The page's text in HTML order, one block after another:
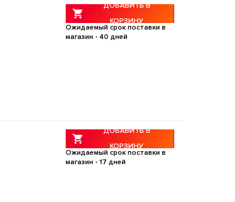
ДОБАВИТЬ В
КОРЗИНУ
Ожидаемый срок поставки в
магазин - 40 дней
ДОБАВИТЬ В
КОРЗИНУ
Ожидаемый срок поставки в
магазин - 17 дней